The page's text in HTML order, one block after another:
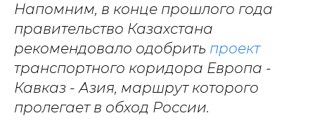
Напомним, в конце прошлого года
правительство Казахстана
рекомендовало одобрить проект
транспортного коридора Европа -
Кавказ - Азия, маршрут которого
пролегает в обход России.